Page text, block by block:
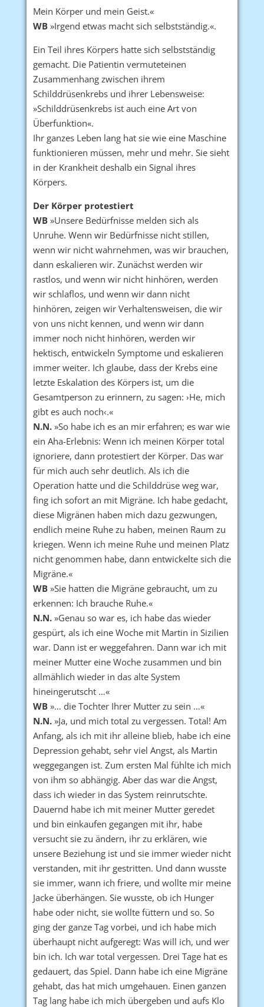
Mein Körper und mein Geist.«
WB»Irgend etwas macht sich selbstständig.«.
Ein Teil ihres Körpers hatte sich selbstständig
gemacht. Die Patientin vermuteteinen
Zusammenhang zwischen ihrem
Schilddrüsenkrebs und ihrer Lebensweise:
»Schilddrüsenkrebs ist auch eine Art von
Überfunktion«.
Ihr ganzes Leben lang hat sie wie eine Maschine
funktionieren müssen, mehr und mehr. Sie sieht
in der Krankheit deshalb ein Signal ihres
Körpers.
Der Körper protestiert
WB»Unsere Bedürfnisse melden sich als
Unruhe. Wenn wir Bedürfnisse nicht stillen,
wenn wir nicht wahrnehmen, was wir brauchen,
dann eskalieren wir. Zunächst werden wir
rastlos, und wenn wir nicht hinhören, werden
wir schlaflos, und wenn wir dann nicht
hinhören, zeigen wir Verhaltensweisen, die wir
von uns nicht kennen, und wenn wir dann
immer noch nicht hinhören, werden wir
hektisch, entwickeln Symptome und eskalieren
immer weiter. Ich glaube, dass der Krebs eine
letzte Eskalation des Körpers ist, um die
Gesamtperson zu erinnern, zu sagen: ›He, mich
gibt es auch noch‹.«
N.N.»So habe ich es an mir erfahren; es war wie
ein Aha-Erlebnis: Wenn ich meinen Körper total
ignoriere, dann protestiert der Körper. Das war
für mich auch sehr deutlich. Als ich die
Operation hatte und die Schilddrüse weg war,
fing ich sofort an mit Migräne. Ich habe gedacht,
diese Migränen haben mich dazu gezwungen,
endlich meine Ruhe zu haben, meinen Raum zu
kriegen. Wenn ich meine Ruhe und meinen Platz
nicht genommen habe, dann entwickelte sich die
Migräne.«
WB»Sie hatten die Migräne gebraucht, um zu
erkennen: Ich brauche Ruhe.«
N.N.»Genau so war es, ich habe das wieder
gespürt, als ich eine Woche mit Martin in Sizilien
war. Dann ist er weggefahren. Dann war ich mit
meiner Mutter eine Woche zusammen und bin
allmählich wieder in das alte System
hineingerutscht …«
WB»… die Tochter Ihrer Mutter zu sein …«
N.N.»Ja, und mich total zu vergessen. Total! Am
Anfang, als ich mit ihr alleine blieb, habe ich eine
Depression gehabt, sehr viel Angst, als Martin
weggegangen ist. Zum ersten Mal fühlte ich mich
von ihm so abhängig. Aber das war die Angst,
dass ich wieder in das System reinrutschte.
Dauernd habe ich mit meiner Mutter geredet
und bin einkaufen gegangen mit ihr, habe
versucht sie zu ändern, ihr zu erklären, wie
unsere Beziehung ist und sie immer wieder nicht
verstanden, mit ihr gestritten. Und dann wusste
sie immer, wann ich friere, und wollte mir meine
Jacke überhängen. Sie wusste, ob ich Hunger
habe oder nicht, sie wollte füttern und so. So
ging der ganze Tag vorbei, und ich habe mich
überhaupt nicht aufgeregt: Was will ich, und wer
bin ich. Ich war total vergessen. Drei Tage hat es
gedauert, das Spiel. Dann habe ich eine Migräne
gehabt, das hat mich umgehauen. Einen ganzen
Tag lang habe ich mich übergeben und aufs Klo